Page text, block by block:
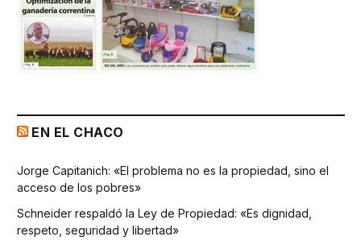
EN EL CHACO
Jorge Capitanich: «El problema no es la propiedad, sino el
acceso de los pobres»
Schneider respaldó la Ley de Propiedad: «Es dignidad,
respeto, seguridad y libertad»